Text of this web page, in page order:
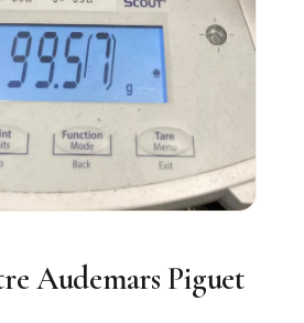
Audemars Piguet